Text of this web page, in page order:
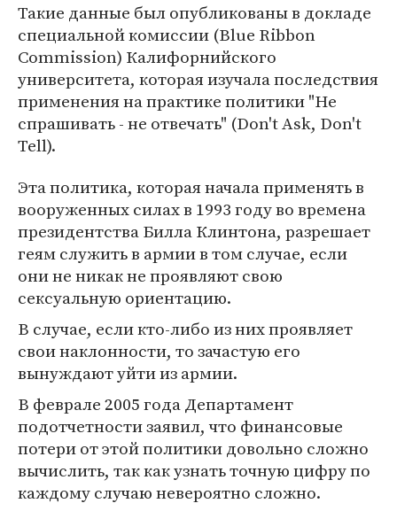
Такие данные был опубликованы в докладе
специальной комиссии (Blue Ribbon
Commission) Калифорнийского
университета, которая изучала последствия
применения на практике политики "Не
спрашивать - не отвечать" (Don't Ask, Don't
Tell).
Эта политика, которая начала применять в
вооруженных силах в 1993 году во времена
президентства Билла Клинтона, разрешает
геям служить в армии в том случае, если
они не никак не проявляют свою
сексуальную ориентацию.
В случае, если кто-либо из них проявляет
свои наклонности, то зачастую его
вынуждают уйти из армии.
В феврале 2005 года Департамент
подотчетности заявил, что финансовые
потери от этой политики довольно сложно
вычислить, так как узнать точную цифру по
каждому случаю невероятно сложно.